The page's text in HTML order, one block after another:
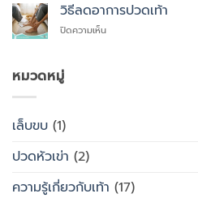
สุขภาพ
รองเท้า
ไหน
สุขภาพ
กับ
รองเท้า
วิธีลดอาการปวดเท้า
ปิดความเห็นบน
หมวดหมู่
เล็บขบ (1)
ปวดหัวเข่า (2)
ความรู้เกี่ยวกับเท้า (17)